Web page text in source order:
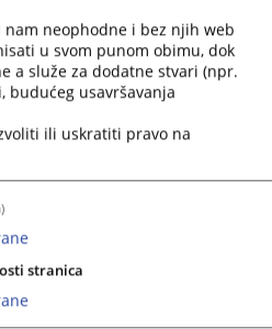
neophodne i bez njih web
u svom punom obimu, dok
a služe za dodatne stvari (npr.
budućeg usavršavanja
ili uskratiti pravo na
stranica